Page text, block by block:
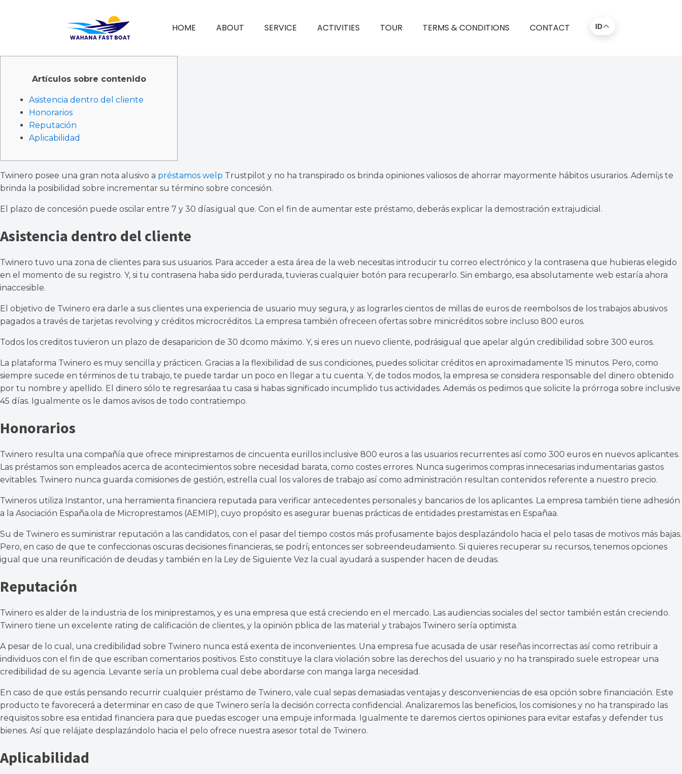
HOME ABOUT SERVICE ACTIVITIES TOUR TERMS & CONDITIONS CONTACT ID
Artículos sobre contenido
Asistencia dentro del cliente
Honorarios
Reputación
Aplicabilidad
Twinero posee una gran nota alusivo a préstamos welp Trustpilot y no ha transpirado os brinda opiniones valiosos de ahorrar mayormente hábitos usurarios. Ademí¡s te
brinda la posibilidad sobre incrementar su término sobre concesión.
El plazo de concesión puede oscilar entre 7 y 30 días.igual que. Con el fin de aumentar este préstamo, deberás explicar la demostración extrajudicial.
Asistencia dentro del cliente
Twinero tuvo una zona de clientes para sus usuarios. Para acceder a esta área de la web necesitas introducir tu correo electrónico y la contrasena que hubieras elegido
en el momento de su registro. Y, si tu contrasena haba sido perdurada, tuvieras cualquier botón para recuperarlo. Sin embargo, esa absolutamente web estaría ahora
inaccesible.
El objetivo de Twinero era darle a sus clientes una experiencia de usuario muy segura, y as lograrles cientos de millas de euros de reembolsos de los trabajos abusivos
pagados a través de tarjetas revolving y créditos microcréditos. La empresa también ofreceen ofertas sobre minicréditos sobre incluso 800 euros.
Todos los creditos tuvieron un plazo de desaparicion de 30 dcomo máximo. Y, si eres un nuevo cliente, podrásigual que apelar algún credibilidad sobre 300 euros.
La plataforma Twinero es muy sencilla y prácticen. Gracias a la flexibilidad de sus condiciones, puedes solicitar créditos en aproximadamente 15 minutos. Pero, como
siempre sucede en términos de tu trabajo, te puede tardar un poco en llegar a tu cuenta. Y, de todos modos, la empresa se considera responsable del dinero obtenido
por tu nombre y apellido. El dinero sólo te regresaráaa tu casa si habas significado incumplido tus actividades. Además os pedimos que solicite la prórroga sobre inclusive
45 días. Igualmente os le damos avisos de todo contratiempo.
Honorarios
Twinero resulta una compañía que ofrece miniprestamos de cincuenta eurillos inclusive 800 euros a las usuarios recurrentes así­ como 300 euros en nuevos aplicantes.
Las préstamos son empleados ​​acerca de acontecimientos sobre necesidad barata, como costes errores. Nunca sugerimos compras innecesarias indumentarias gastos
evitables. Twinero nunca guarda comisiones de gestión, estrella cual los valores de trabajo así­ como administración resultan contenidos referente a nuestro precio.
Twineros utiliza Instantor, una herramienta financiera reputada para verificar antecedentes personales y bancarios de los aplicantes. La empresa también tiene adhesión
a la Asociación España.ola de Microprestamos (AEMIP), cuyo propósito es asegurar buenas prácticas de entidades prestamistas en Españaa.
Su de Twinero es suministrar reputación a las candidatos, con el pasar del tiempo costos más profusamente bajos desplazándolo hacia el pelo tasas de motivos más bajas.
Pero, en caso de que te confeccionas oscuras decisiones financieras, se podrí¡ entonces ser sobreendeudamiento. Si quieres recuperar su recursos, tenemos opciones
igual que una reunificación de deudas y también en la Ley de Siguiente Vez la cual ayudará a suspender hacen de deudas.
Reputación
Twinero es al der de la industria de los miniprestamos, y es una empresa que está creciendo en el mercado. Las audiencias sociales del sector también están creciendo.
Twinero tiene un excelente rating de calificación de clientes, y la opinión pblica de las material y trabajos Twinero serí­a optimista.
A pesar de lo cual, una credibilidad sobre Twinero nunca está exenta de inconvenientes. Una empresa fue acusada de usar reseñas incorrectas así­ como retribuir a
individuos con el fin de que escriban comentarios positivos. Esto constituye la clara violación sobre las derechos del usuario y no ha transpirado suele estropear una
credibilidad de su agencia. Levante serí­a un problema cual debe abordarse con manga larga necesidad.
En caso de que estás pensando recurrir cualquier préstamo de Twinero, vale cual sepas demasiadas ventajas y desconveniencias de esa opción sobre financiación. Este
producto te favorecerá a determinar en caso de que Twinero serí­a la decisión correcta confidencial. Analizaremos las beneficios, los comisiones y no ha transpirado las
requisitos sobre esa entidad financiera para que puedas escoger una empuje informada. Igualmente te daremos ciertos opiniones para evitar estafas y defender tus
bienes. Así que relájate desplazándolo hacia el pelo ofrece nuestra asesor total de Twinero.
Aplicabilidad